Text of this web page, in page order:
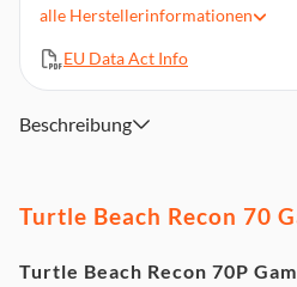
bessere Geräuschisolierung
Verbindungstyp: Analog 3.5 mm
Kugelmikrofon
alle Herstellerinformationen
EU Data Act Info
Beschreibung
Turtle Beach Recon 70
Turtle Beach Recon 70P